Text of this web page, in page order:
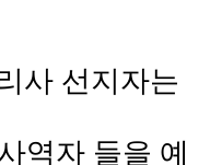
사 선지자는
역자 들을 예